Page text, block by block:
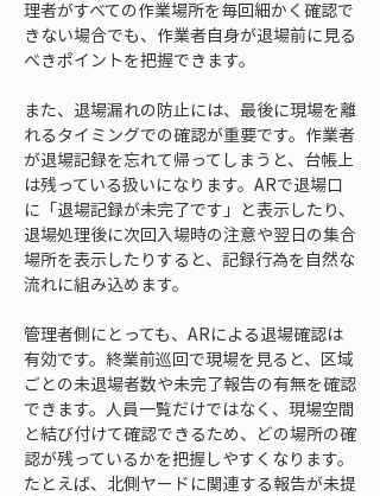
理者がすべての作業場所を毎回細かく確認で
きない場合でも、作業者自身が退場前に見る
べきポイントを把握できます。
また、退場漏れの防止には、最後に現場を離
れるタイミングでの確認が重要です。作業者
が退場記録を忘れて帰ってしまうと、台帳上
は残っている扱いになります。ARで退場口
に「退場記録が未完了です」と表示したり、
退場処理後に次回入場時の注意や翌日の集合
場所を表示したりすると、記録行為を自然な
流れに組み込めます。
管理者側にとっても、ARによる退場確認は
有効です。終業前巡回で現場を見ると、区域
ごとの未退場者数や未完了報告の有無を確認
できます。人員一覧だけではなく、現場空間
と結び付けて確認できるため、どの場所の確
認が残っているかを把握しやすくなります。
たとえば、北側ヤードに関連する報告が未提